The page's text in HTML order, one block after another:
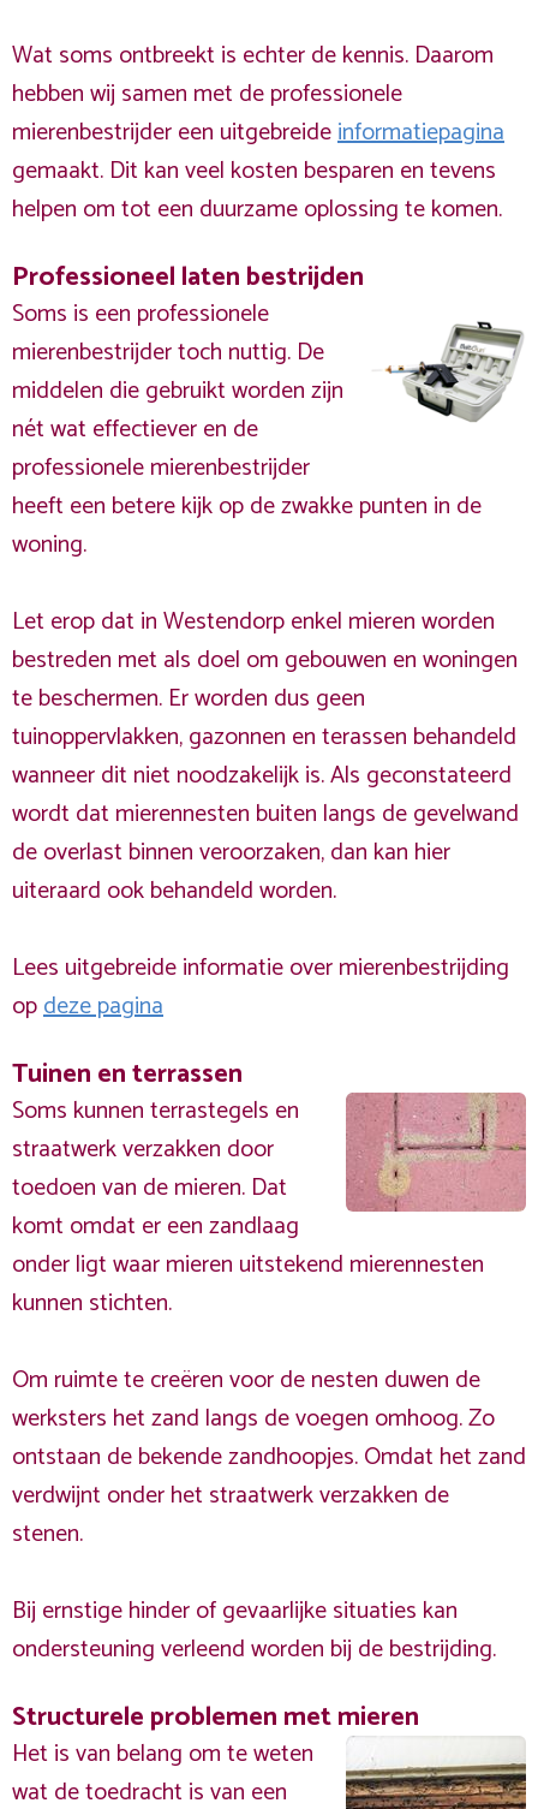
Wat soms ontbreekt is echter de kennis. Daarom
hebben wij samen met de professionele
mierenbestrijder een uitgebreideinformatiepagina
gemaakt. Dit kan veel kosten besparen en tevens
helpen om tot een duurzame oplossing te komen.
Professioneel laten bestrijden
Soms is een professionele
mierenbestrijder toch nuttig. De
middelen die gebruikt worden zijn
nét wat effectiever en de
professionele mierenbestrijder
heeft een betere kijk op de zwakke punten in de
woning.
Let erop dat in Westendorp enkel mieren worden
bestreden met als doel om gebouwen en woningen
te beschermen. Er worden dus geen
tuinoppervlakken, gazonnen en terassen behandeld
wanneer dit niet noodzakelijk is. Als geconstateerd
wordt dat mierennesten buiten langs de gevelwand
de overlast binnen veroorzaken, dan kan hier
uiteraard ook behandeld worden.
Lees uitgebreide informatie over mierenbestrijding
opdeze pagina
Tuinen en terrassen
Soms kunnen terrastegels en
straatwerk verzakken door
toedoen van de mieren. Dat
komt omdat er een zandlaag
onder ligt waar mieren uitstekend mierennesten
kunnen stichten.
Om ruimte te creëren voor de nesten duwen de
werksters het zand langs de voegen omhoog. Zo
ontstaan de bekende zandhoopjes. Omdat het zand
verdwijnt onder het straatwerk verzakken de
stenen.
Bij ernstige hinder of gevaarlijke situaties kan
ondersteuning verleend worden bij de bestrijding.
Structurele problemen met mieren
Het is van belang om te weten
wat de toedracht is van een